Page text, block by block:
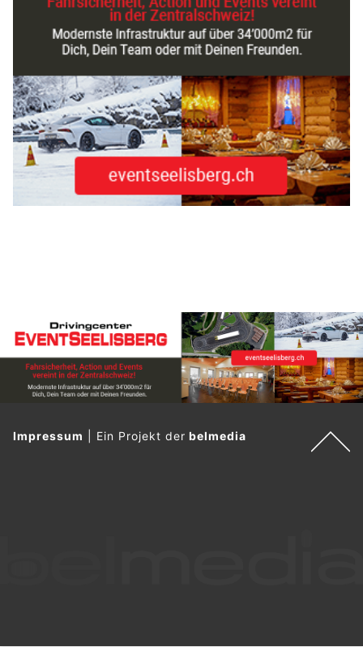
Impressum Ein Projekt derbelmedia